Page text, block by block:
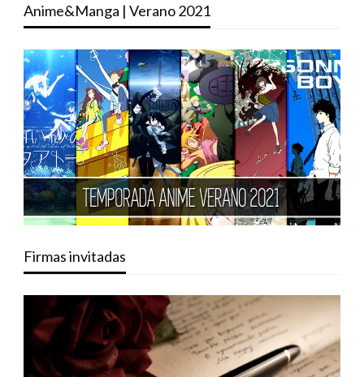
Anime&Manga | Verano 2021
Firmas invitadas